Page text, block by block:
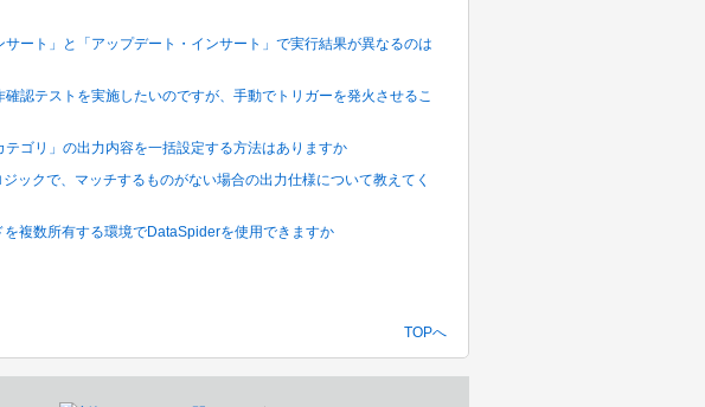
ート」と「アップデート・インサート」で実行結果が異なるのは
認テストを実施したいのですが、手動でトリガーを発火させるこ
テゴリ」の出力内容を一括設定する方法はありますか
ックで、マッチするものがない場合の出力仕様について教えてく
複数所有する環境でDataSpiderを使用できますか
TOPへ